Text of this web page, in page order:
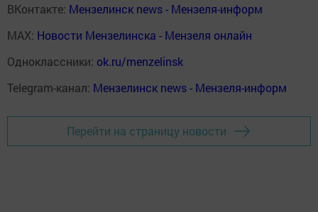
ВКонтакте: Мензелинск news - Мензеля-информ
MAX: Новости Мензелинска - Мензеля онлайн
Одноклассники: ok.ru/menzelinsk
Telegram-канал: Мензелинск news - Мензеля-информ
Перейти на страницу новости